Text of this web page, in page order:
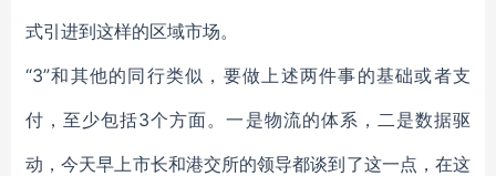
式引进到这样的区域市场。
“3”和其他的同行类似，要做上述两件事的基础或者支
付，至少包括3个方面。一是物流的体系，二是数据驱
动，今天早上市长和港交所的领导都谈到了这一点，在这